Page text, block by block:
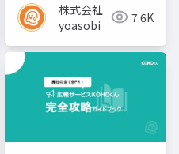
株式会社
yoasobi
7.6K